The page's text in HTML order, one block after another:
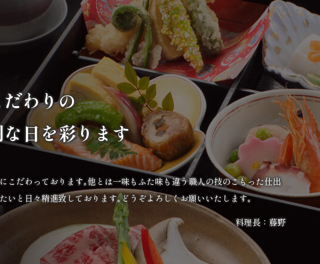
だわりの
日を彩ります
こだわっております｡他とは一味もふた味も違う職人の技のこもった仕出
いと日々精進致しております｡どうぞよろしくお願いいたします｡
料理長：藤野